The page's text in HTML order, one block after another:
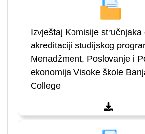
Izvještaj Komisije stručnjaka
akreditaciji studijskog
Menadžment, Poslovanje i
ekonomija Visoke škole
College